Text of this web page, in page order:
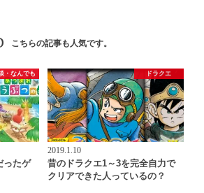
こちらの記事も人気です。
・なんでも
ったゲ
ドラクエ
2019.1.10
昔のドラクエ1～3を完全自力で
クリアできた人っているの？